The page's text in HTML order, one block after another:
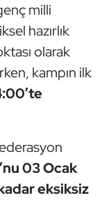
milli
hazırlık
olarak
kampın ilk
03 Ocak
eksiksiz